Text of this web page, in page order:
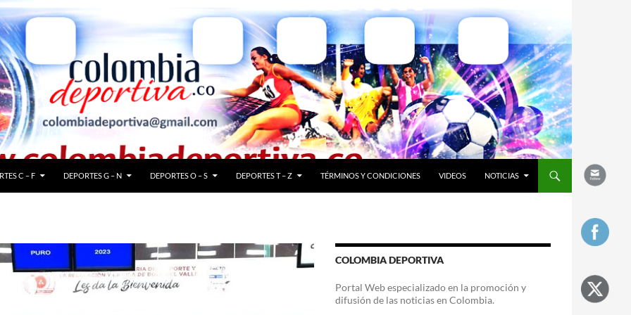
C – F DEPORTES G – N DEPORTES O – S DEPORTES T – Z TÉRMINOS Y CONDICIONES VIDEOS NOTICIAS
COLOMBIA DEPORTIVA
Portal Web especializado en la promoción y
difusión de las noticias en Colombia.